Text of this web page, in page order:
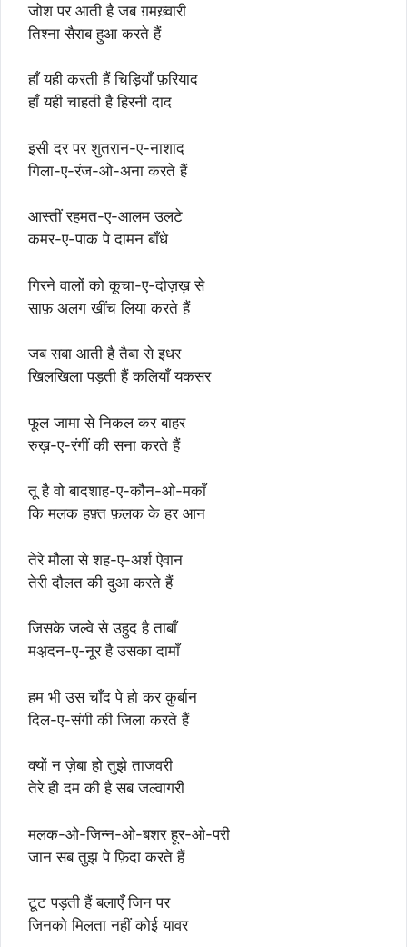
जोश पर आती है जब ग़मख़्वारी
तिश्ना सैराब हुआ करते हैं
हाँ यही करती हैं चिड़ियाँ फ़रियाद
हाँ यही चाहती है हिरनी दाद
इसी दर पर शुतरान-ए-नाशाद
गिला-ए-रंज-ओ-अना करते हैं
आस्तीं रहमत-ए-आलम उलटे
कमर-ए-पाक पे दामन बाँधे
गिरने वालों को कूचा-ए-दोज़ख़ से
साफ़ अलग खींच लिया करते हैं
जब सबा आती है तैबा से इधर
खिलखिला पड़ती हैं कलियाँ यकसर
फूल जामा से निकल कर बाहर
रुख़-ए-रंगीं की सना करते हैं
तू है वो बादशाह-ए-कौन-ओ-मकाँ
कि मलक हफ़्त फ़लक के हर आन
तेरे मौला से शह-ए-अर्श ऐवान
तेरी दौलत की दुआ करते हैं
जिसके जल्वे से उहुद है ताबाँ
मअ़दन-ए-नूर है उसका दामाँ
हम भी उस चाँद पे हो कर क़ुर्बान
दिल-ए-संगी की जिला करते हैं
क्यों न ज़ेबा हो तुझे ताजवरी
तेरे ही दम की है सब जल्वागरी
मलक-ओ-जिन्न-ओ-बशर हूर-ओ-परी
जान सब तुझ पे फ़िदा करते हैं
टूट पड़ती हैं बलाएँ जिन पर
जिनको मिलता नहीं कोई यावर